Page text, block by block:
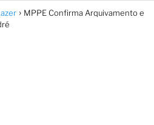
MPPE Confirma Arquivamento e